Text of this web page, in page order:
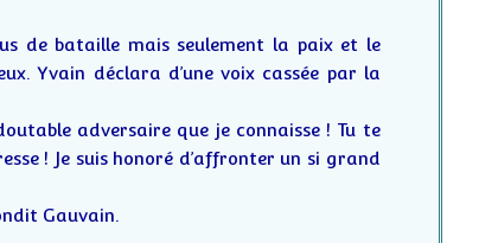
de bataille mais seulement la paix et le
Yvain déclara d’une voix cassée par la
adversaire que je connaisse ! Tu te
! Je suis honoré d’affronter un si grand
Gauvain.